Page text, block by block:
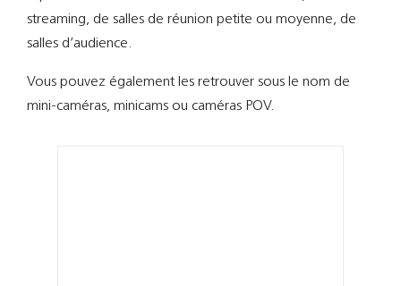
streaming, de salles de réunion petite ou moyenne, de
salles d’audience.
Vous pouvez également les retrouver sous le nom de
mini-caméras, minicams ou caméras POV.